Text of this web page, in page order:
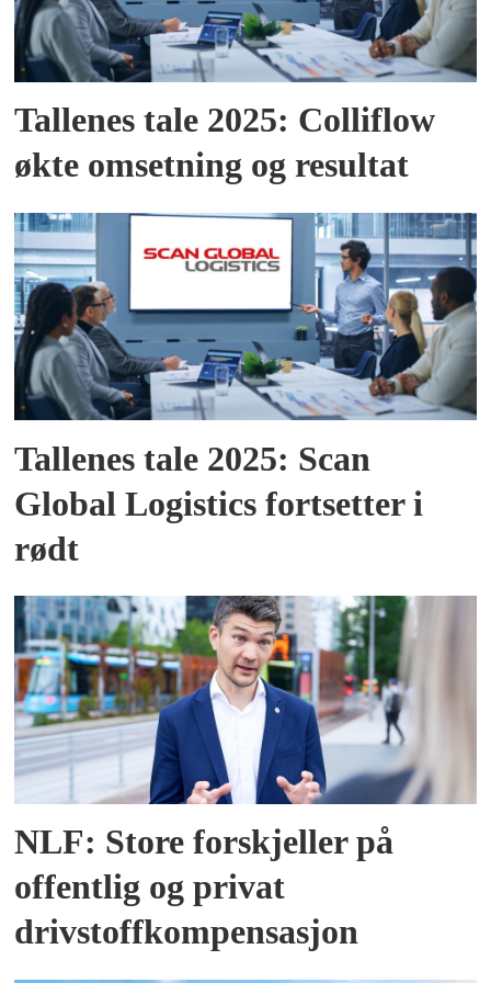
Tallenes tale 2025: Colliflow
økte omsetning og resultat
Tallenes tale 2025: Scan
Global Logistics fortsetter i
rødt
NLF: Store forskjeller på
offentlig og privat
drivstoffkompensasjon